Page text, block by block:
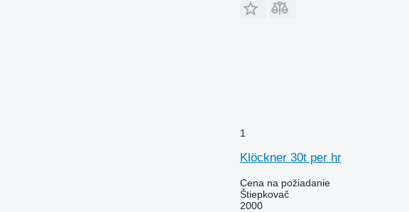
1
Klöckner 30t per hr
Cena na požiadanie
Štiepkovač
2000